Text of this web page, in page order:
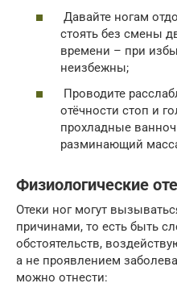
Давайте ногам
стоять без смены
времени – при
неизбежны;
Проводите
отёчности стоп и
прохладные
разминающий
Физиологические
Отеки ног могут
причинами, то есть быть
обстоятельств,
а не проявлением
можно отнести: